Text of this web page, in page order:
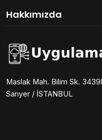
Hakkımızda
Maslak Mah. Bilim Sk.
Sarıyer / İSTANBUL